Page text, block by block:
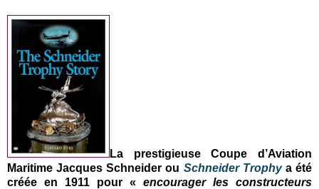
La prestigieuse Coupe d’Aviation
Maritime Jacques Schneider ou Schneider Trophya été
créée en 1911 pour « encourager les constructeurs